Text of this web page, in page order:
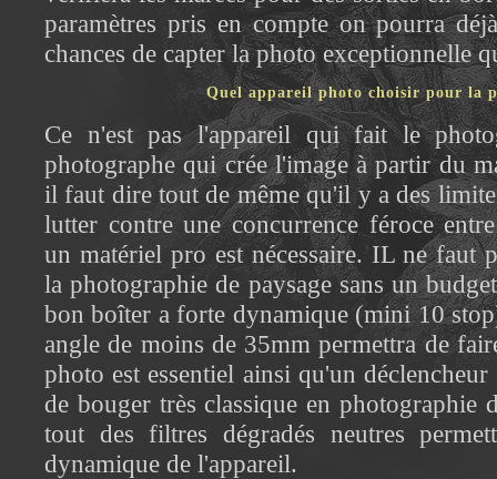
paramètres pris en compte on pourra
chances de capter la photo exceptionnelle
Quel appareil photo choisir pour la
Ce n'est pas l'appareil qui fait le
photographe qui crée l'image à partir du
il faut dire tout de même qu'il y a des
lutter contre une concurrence féroce
un matériel pro est nécessaire. IL ne faut
la photographie de paysage sans un
bon boîter a forte dynamique (mini 10
angle de moins de 35mm permettra de
photo est essentiel ainsi qu'un
de bouger très classique en photographie
tout des filtres dégradés neutres
dynamique de l'appareil.